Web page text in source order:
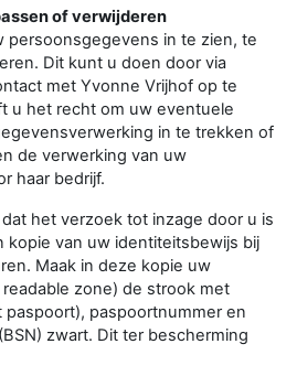
of verwijderen
persoonsgegevens in te zien, te
Dit kunt u doen door via
met Yvonne Vrijhof op te
u het recht om uw eventuele
in te trekken of
de verwerking van uw
haar bedrijf.
het verzoek tot inzage door u is
kopie van uw identiteitsbewijs bij
Maak in deze kopie uw
zone) de strook met
paspoortnummer en
zwart. Dit ter bescherming